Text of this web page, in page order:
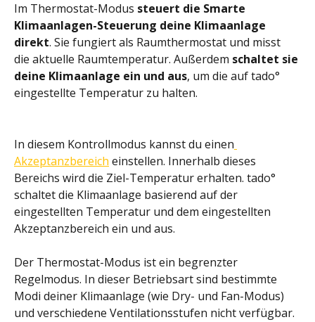
Im Thermostat-Modus steuert die Smarte
Klimaanlagen-Steuerung deine Klimaanlage
direkt. Sie fungiert als Raumthermostat und misst
die aktuelle Raumtemperatur. Außerdem schaltet sie
deine Klimaanlage ein und aus, um die auf tado°
eingestellte Temperatur zu halten.
In diesem Kontrollmodus kannst du einen
Akzeptanzbereich einstellen. Innerhalb dieses
Bereichs wird die Ziel-Temperatur erhalten. tado°
schaltet die Klimaanlage basierend auf der
eingestellten Temperatur und dem eingestellten
Akzeptanzbereich ein und aus.
Der Thermostat-Modus ist ein begrenzter
Regelmodus. In dieser Betriebsart sind bestimmte
Modi deiner Klimaanlage (wie Dry- und Fan-Modus)
und verschiedene Ventilationsstufen nicht verfügbar.